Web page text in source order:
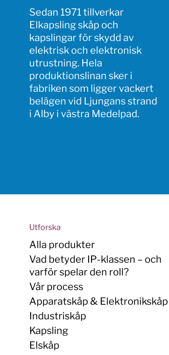
Sedan 1971 tillverkar
Elkapsling skåp och
kapslingar för skydd av
elektrisk och elektronisk
utrustning. Hela
produktionslinan sker i
fabriken som ligger vackert
belägen vid Ljungans strand
i Alby i västra Medelpad.
Utforska
Alla produkter
Vad betyder IP-klassen – och
varför spelar den roll?
Vår process
Apparatskåp & Elektronikskåp
Industriskåp
Kapsling
Elskåp